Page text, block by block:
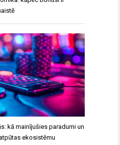
kā mainījušies paradumi un
ekosistēmu